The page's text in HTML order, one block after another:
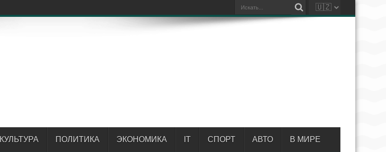
КУЛЬТУРА ПОЛИТИКА ЭКОНОМИКА IT СПОРТ АВТО В МИРЕ